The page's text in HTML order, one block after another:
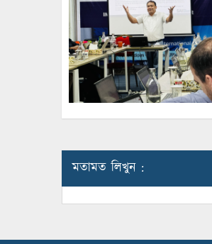
মতামত লিখুন :